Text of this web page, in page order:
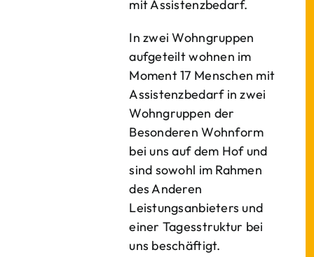
mit Assistenzbedarf.
In zwei Wohngruppen
aufgeteilt wohnen im
Moment 17 Menschen mit
Assistenzbedarf in zwei
Wohngruppen der
Besonderen Wohnform
bei uns auf dem Hof und
sind sowohl im Rahmen
des Anderen
Leistungsanbieters und
einer Tagesstruktur bei
uns beschäftigt.